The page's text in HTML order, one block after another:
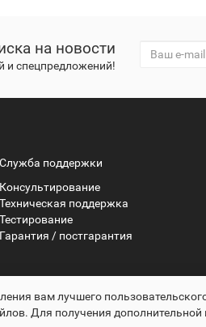
на новости
и спецпредложений!
Служба поддержки
Консультирование
Техническая поддержка
Тестирование
Гарантия / постгарантия
вам лучшего
Для получения